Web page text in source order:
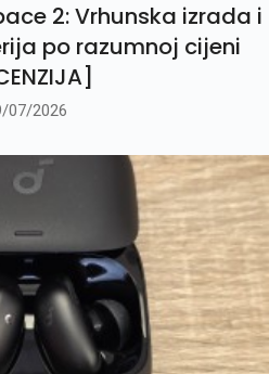
2: Vrhunska izrada i
po razumnoj cijeni
07/2026